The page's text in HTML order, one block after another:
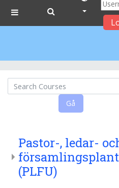
Gå till huvudinnehåll
Side panel
Gå
Pastor-, ledar-
(PLFU)